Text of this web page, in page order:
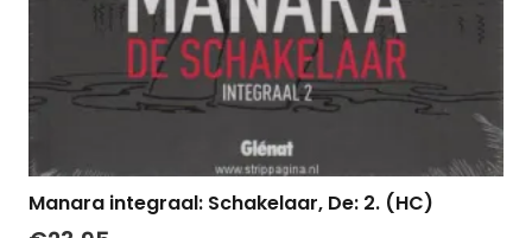
Manara integraal: Schakelaar, De: 2. (HC)